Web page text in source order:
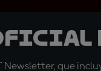
que